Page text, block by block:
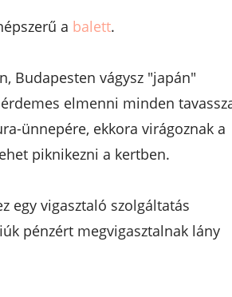
a balett.
Budapesten vágysz "japán"
elmenni minden
ünnepére, ekkora virágoznak a
piknikezni a kertben.
egy vigasztaló szolgáltatás
pénzért megvigasztalnak lány